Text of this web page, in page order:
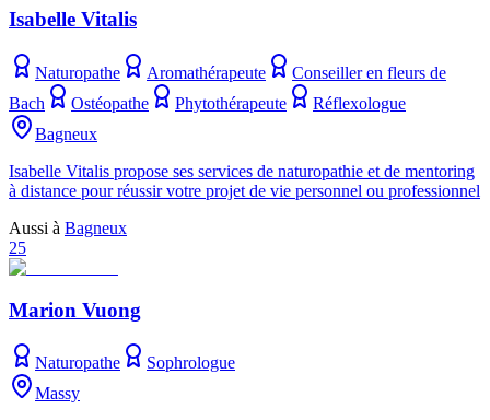
Isabelle Vitalis
Naturopathe Aromathérapeute
Conseiller en fleurs de
Bach
Ostéopathe Phytothérapeute
Réflexologue
Bagneux
Isabelle Vitalis propose ses services de naturopathie et de mentoring
à distance pour réussir votre projet de vie personnel ou professionnel
Aussi à Bagneux
25
Marion Vuong
Naturopathe
Sophrologue
Massy